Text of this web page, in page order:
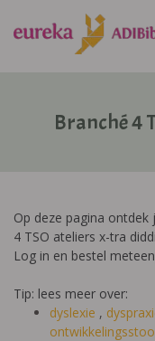
Branché 4
Op deze pagina
4 TSO ateliers x-tra
Log in en bestel
Tip: lees meer over:
dyslexie ,